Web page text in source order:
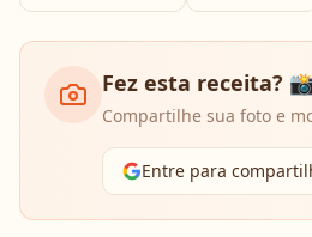
Fez esta receita?
Compartilhe sua foto e
Entre para